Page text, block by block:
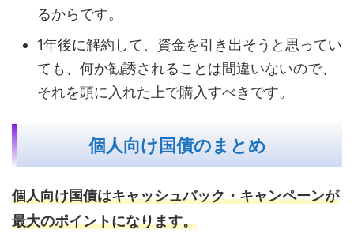
るからです。
1年後に解約して、資金を引き出そうと思ってい
ても、何か勧誘されることは間違いないので、
それを頭に入れた上で購入すべきです。
個人向け国債のまとめ
個人向け国債はキャッシュバック・キャンペーンが
最大のポイントになります。